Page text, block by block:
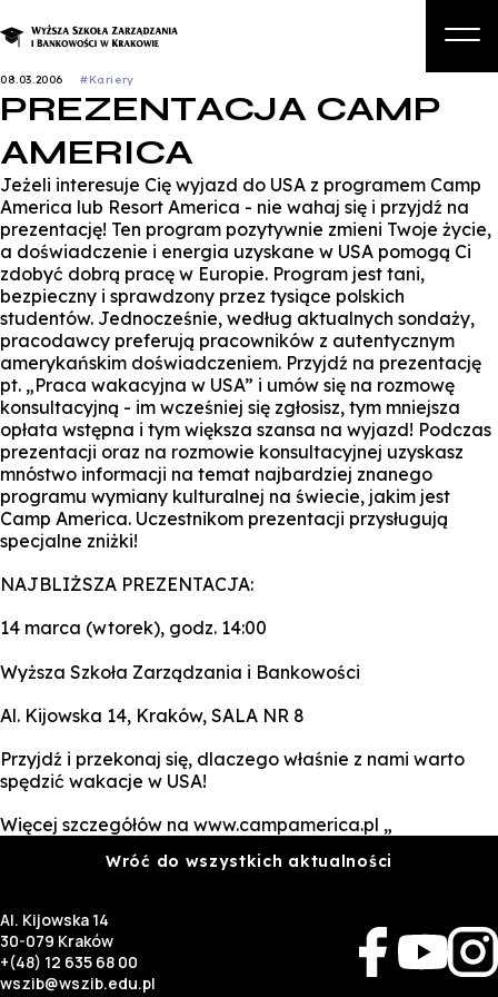
Studia podyplomowe i kursy
Kandydat
Biznes
Zapisz się na studia
08.03.2006 #Kariery
PREZENTACJA CAMP
AMERICA
Jeżeli interesuje Cię wyjazd do USA z programem Camp
America lub Resort America - nie wahaj się i przyjdź na
prezentację! Ten program pozytywnie zmieni Twoje życie,
a doświadczenie i energia uzyskane w USA pomogą Ci
zdobyć dobrą pracę w Europie. Program jest tani,
bezpieczny i sprawdzony przez tysiące polskich
studentów. Jednocześnie, według aktualnych sondaży,
pracodawcy preferują pracowników z autentycznym
amerykańskim doświadczeniem. Przyjdź na prezentację
pt. „Praca wakacyjna w USA” i umów się na rozmowę
konsultacyjną - im wcześniej się zgłosisz, tym mniejsza
opłata wstępna i tym większa szansa na wyjazd! Podczas
prezentacji oraz na rozmowie konsultacyjnej uzyskasz
mnóstwo informacji na temat najbardziej znanego
programu wymiany kulturalnej na świecie, jakim jest
Camp America. Uczestnikom prezentacji przysługują
specjalne zniżki!
NAJBLIŻSZA PREZENTACJA:
14 marca (wtorek), godz. 14:00
Wyższa Szkoła Zarządzania i Bankowości
Al. Kijowska 14, Kraków, SALA NR 8
Przyjdź i przekonaj się, dlaczego właśnie z nami warto
spędzić wakacje w USA!
Więcej szczegółów na www.campamerica.pl „
Wróć do wszystkich aktualności
Al. Kijowska 14
30-079 Kraków
+(48) 12 635 68 00
wszib@wszib.edu.pl